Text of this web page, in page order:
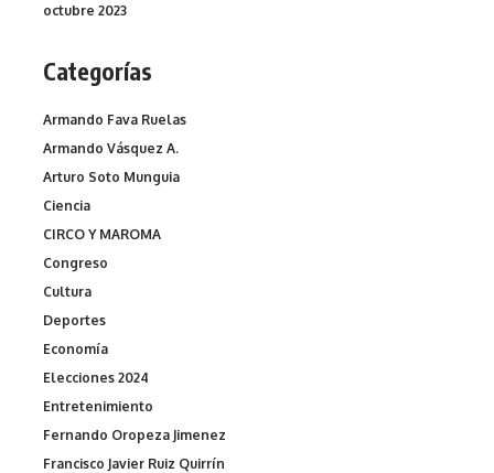
octubre 2023
Categorías
Armando Fava Ruelas
Armando Vásquez A.
Arturo Soto Munguia
Ciencia
CIRCO Y MAROMA
Congreso
Cultura
Deportes
Economía
Elecciones 2024
Entretenimiento
Fernando Oropeza Jimenez
Francisco Javier Ruiz Quirrín